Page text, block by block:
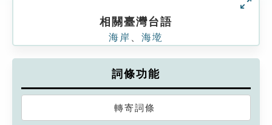
相關臺灣台語
海岸 海墘
詞條功能
轉寄詞條